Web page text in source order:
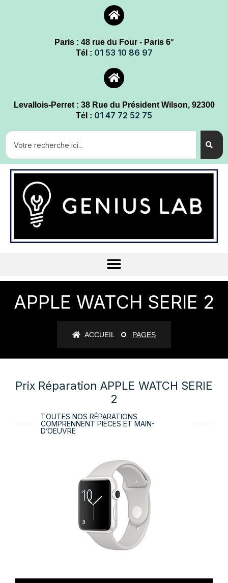
Paris : 48 rue du Four - Paris 6°
Tél : 01 53 10 86 97
Levallois-Perret : 38 Rue du Président Wilson, 92300
Tél : 01 47 72 52 75
APPLE WATCH SERIE 2
ACCUEIL PAGES
Prix Réparation APPLE WATCH SERIE
2
TOUTES NOS RÉPARATIONS
COMPRENNENT PIÈCES ET MAIN-
D’OEUVRE